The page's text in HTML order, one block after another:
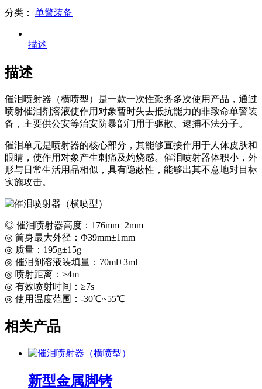
分类： 单警装备
描述
描述
催泪喷射器（横喷型）是一款一次性勤务多次使用产品，通过
喷射催泪剂溶液使作用对象暂时失去抵抗能力的非致命单警装
备，主要供公安等治安防暴部门用于驱散、逮捕不法分子。
催泪单元是喷射器的核心部分，其能够直接作用于人体皮肤和
眼睛，使作用对象产生刺痛及灼烧感。催泪喷射器体积小，外
形与日常生活用品相似，具有隐蔽性，能够出其不意地对目标
实施攻击。
◎ 催泪喷射器高度：176mm±2mm
◎ 筒身最大外径：Φ39mm±1mm
◎ 质量：195g±15g
◎ 催泪剂溶液装填量：70ml±3ml
◎ 喷射距离：≥4m
◎ 有效喷射时间：≥7s
◎ 使用温度范围：-30℃~55℃
相关产品
新型金属脚铐